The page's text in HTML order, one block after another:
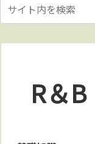
R＆B